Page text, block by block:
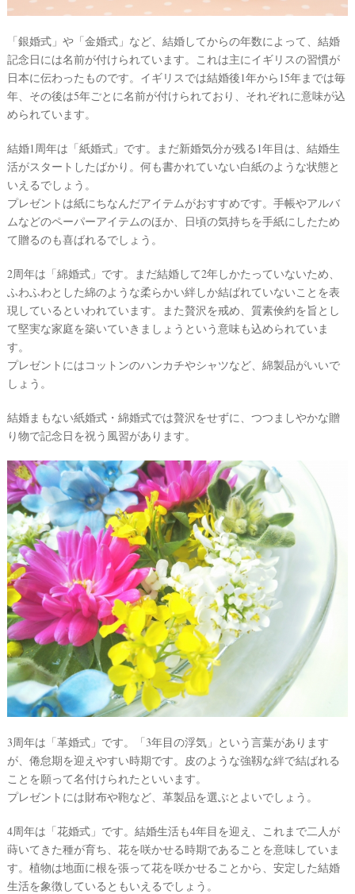
「銀婚式」や「金婚式」など、結婚してからの年数によって、結婚
記念日には名前が付けられています。これは主にイギリスの習慣が
日本に伝わったものです。イギリスでは結婚後1年から15年までは毎
年、その後は5年ごとに名前が付けられており、それぞれに意味が込
められています。
結婚1周年は「紙婚式」です。まだ新婚気分が残る1年目は、結婚生
活がスタートしたばかり。何も書かれていない白紙のような状態と
いえるでしょう。
プレゼントは紙にちなんだアイテムがおすすめです。手帳やアルバ
ムなどのペーパーアイテムのほか、日頃の気持ちを手紙にしたため
て贈るのも喜ばれるでしょう。
2周年は「綿婚式」です。まだ結婚して2年しかたっていないため、
ふわふわとした綿のような柔らかい絆しか結ばれていないことを表
現しているといわれています。また贅沢を戒め、質素倹約を旨とし
て堅実な家庭を築いていきましょうという意味も込められていま
す。
プレゼントにはコットンのハンカチやシャツなど、綿製品がいいで
しょう。
結婚まもない紙婚式・綿婚式では贅沢をせずに、つつましやかな贈
り物で記念日を祝う風習があります。
3周年は「革婚式」です。「3年目の浮気」という言葉があります
が、倦怠期を迎えやすい時期です。皮のような強靱な絆で結ばれる
ことを願って名付けられたといいます。
プレゼントには財布や鞄など、革製品を選ぶとよいでしょう。
4周年は「花婚式」です。結婚生活も4年目を迎え、これまで二人が
蒔いてきた種が育ち、花を咲かせる時期であることを意味していま
す。植物は地面に根を張って花を咲かせることから、安定した結婚
生活を象徴しているともいえるでしょう。
イ
▶
最
新
ド
レ
記
h
e
c
k
プ
ラ
ン
ナ
ラ
グ
プ
ラ
ン
ナ
レ
る